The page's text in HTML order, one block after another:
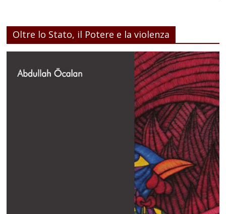
Oltre lo Stato, il Potere e la violenza